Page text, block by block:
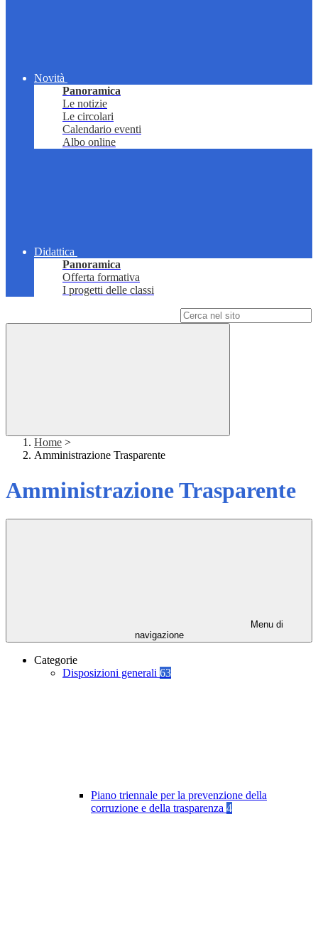
Novità
Panoramica
Le notizie
Le circolari
Calendario eventi
Albo online
Didattica
Panoramica
Offerta formativa
I progetti delle classi
Home >
Amministrazione Trasparente
Amministrazione Trasparente
Menu di
navigazione
Categorie
Disposizioni generali 63
Piano triennale per la prevenzione della
corruzione e della trasparenza 4